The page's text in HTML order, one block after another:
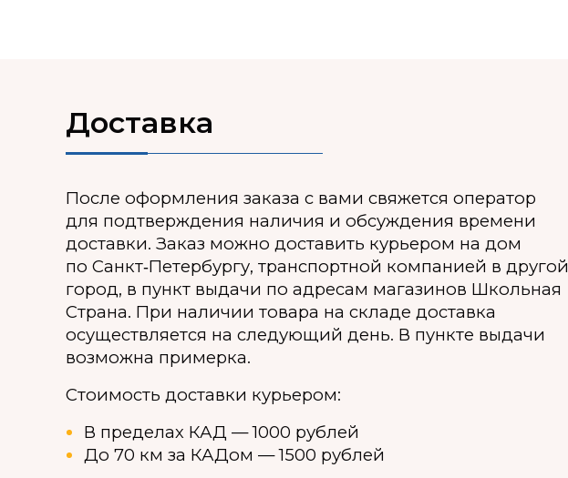
Доставка
После оформления заказа с вами свяжется оператор
для подтверждения наличия и обсуждения времени
доставки. Заказ можно доставить курьером на дом
по Санкт‑Петербургу, транспортной компанией в другой
город, в пункт выдачи по адресам магазинов Школьная
Страна. При наличии товара на складе доставка
осуществляется на следующий день. В пункте выдачи
возможна примерка.
Стоимость доставки курьером:
В пределах КАД — 1000 рублей
До 70 км за КАДом — 1500 рублей